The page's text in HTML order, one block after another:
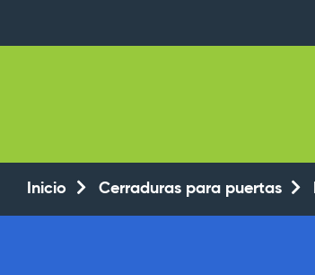
Inicio Cerraduras para puertas